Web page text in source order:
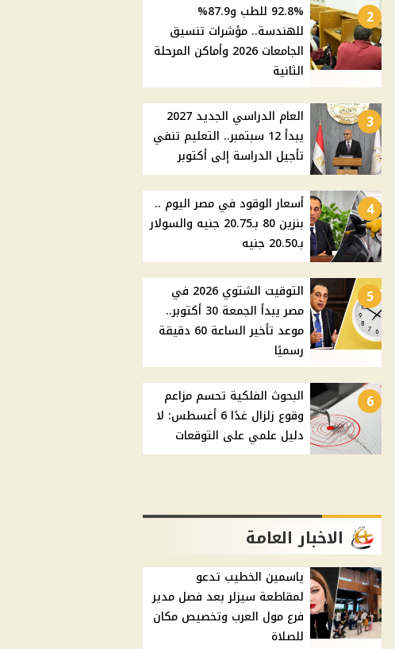
2
92.8% للطب و87.9%
للهندسة.. مؤشرات تنسيق
الجامعات 2026 وأماكن المرحلة
الثانية
3
العام الدراسي الجديد 2027
يبدأ 12 سبتمبر.. التعليم تنفي
تأجيل الدراسة إلى أكتوبر
4
أسعار الوقود في مصر اليوم ..
بنزين 80 بـ20.75 جنيه والسولار
بـ20.50 جنيه
5
التوقيت الشتوي 2026 في
مصر يبدأ الجمعة 30 أكتوبر..
موعد تأخير الساعة 60 دقيقة
رسميًا
6
البحوث الفلكية تحسم مزاعم
وقوع زلزال غدًا 6 أغسطس: لا
دليل علمي على التوقعات
الاخبار العامة
ياسمين الخطيب تدعو
لمقاطعة سيزلر بعد فصل مدير
فرع مول العرب وتخصيص مكان
للصلاة